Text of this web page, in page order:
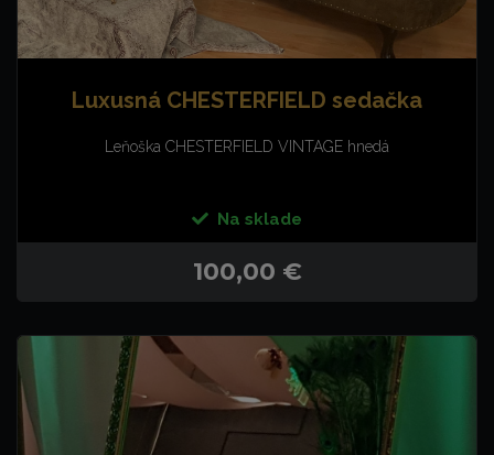
Luxusná CHESTERFIELD sedačka
Leňoška CHESTERFIELD VINTAGE hnedá
Na sklade
100,00 €